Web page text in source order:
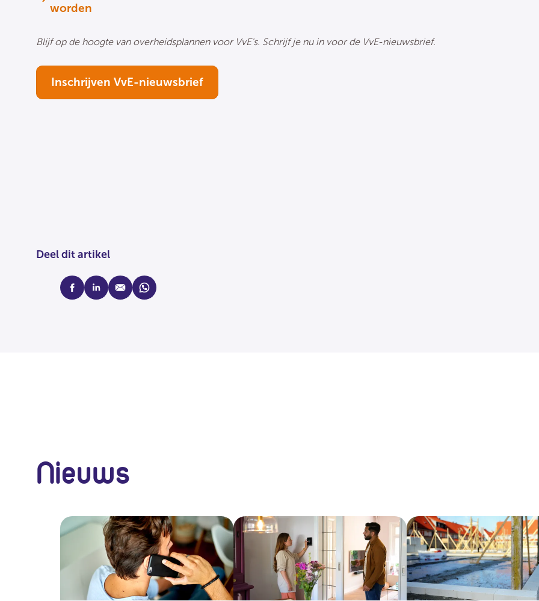
worden
Blijf op de hoogte van overheidsplannen voor VvE's. Schrijf je nu in voor de VvE-nieuwsbrief.
Inschrijven VvE-nieuwsbrief
Deel dit artikel
facebooklinkedinmail whatsapp
Nieuws